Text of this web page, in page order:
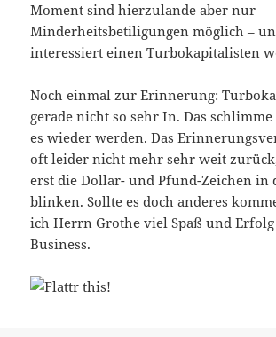
Moment sind hierzulande aber nur
Minderheitsbetiligungen möglich –
interessiert einen Turbokapitalisten
Noch einmal zur Erinnerung:
gerade nicht so sehr In. Das
es wieder werden. Das
oft leider nicht mehr sehr weit
erst die Dollar- und Pfund-Zeichen in
blinken. Sollte es doch anderes
ich Herrn Grothe viel Spaß und
Business.